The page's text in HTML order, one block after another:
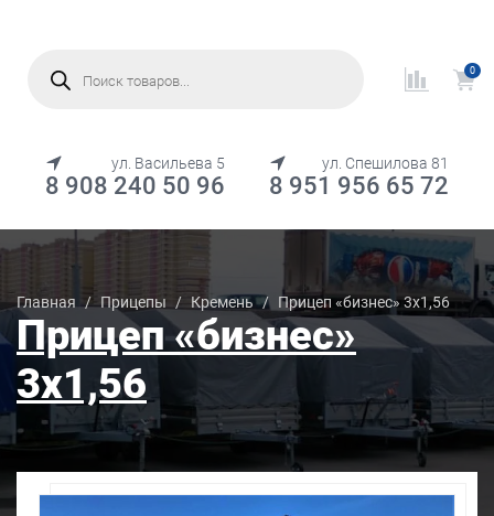
ул. Васильева 5
8 908 240 50 96
ул. Спешилова 81
8 951 956 65 72
0
Главная / Прицепы / Кремень / Прицеп «бизнес» 3х1,56
Прицеп «бизнес»
3х1,56